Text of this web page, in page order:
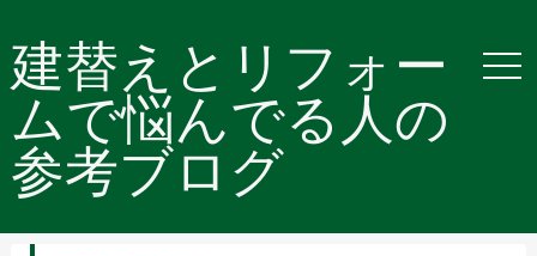
建替えとリフォー
ムで悩んでる人の
参考ブログ